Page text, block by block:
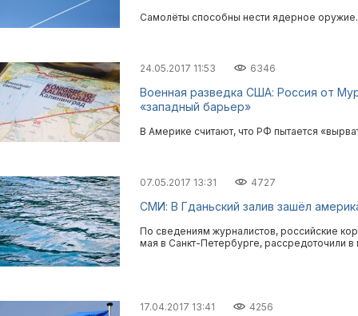
Самолёты способны нести ядерное оружие.
24.05.2017 11:53 6346
Военная разведка США: Россия от
«западный барьер»
В Америке считают, что РФ пытается
07.05.2017 13:31 4727
СМИ: В Гданьский залив зашёл
По сведениям журналистов, российские
мая в Санкт-Петербурге, рассредоточили
17.04.2017 13:41 4256